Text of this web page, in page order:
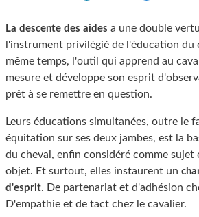
La descente des aides a une double
l'instrument privilégié de l'éducation du
même temps, l'outil qui apprend au
mesure et développe son esprit
prêt à se remettre en question.
Leurs éducations simultanées, outre le
équitation sur ses deux jambes, est la
du cheval, enfin considéré comme sujet
objet. Et surtout, elles instaurent un
d'esprit. De partenariat et d'adhésion
D'empathie et de tact chez le cavalier.